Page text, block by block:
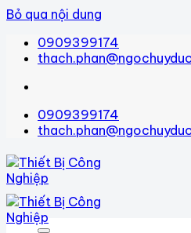
Bỏ qua nội dung
0909399174
0909399174